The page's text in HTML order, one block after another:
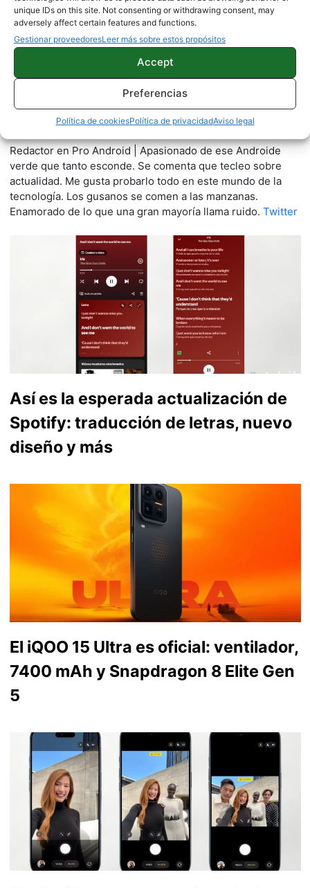
unique IDs on this site. Not consenting or withdrawing consent, may
adversely affect certain features and functions.
Gestionar proveedoresLeer más sobre estos propósitos
Accept
Preferencias
Política de cookiesPolítica de privacidadAviso legal
Quelian Sanz
Redactor en Pro Android | Apasionado de ese Androide
verde que tanto esconde. Se comenta que tecleo sobre
actualidad. Me gusta probarlo todo en este mundo de la
tecnología. Los gusanos se comen a las manzanas.
Enamorado de lo que una gran mayoría llama ruido. Twitter
Así es la esperada actualización de
Spotify: traducción de letras, nuevo
diseño y más
El iQOO 15 Ultra es oficial: ventilador,
7400 mAh y Snapdragon 8 Elite Gen
5